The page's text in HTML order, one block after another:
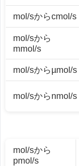
mol/sからcmol/s
mol/sから
mmol/s
mol/sからµmol/s
mol/sからnmol/s
mol/sから
pmol/s